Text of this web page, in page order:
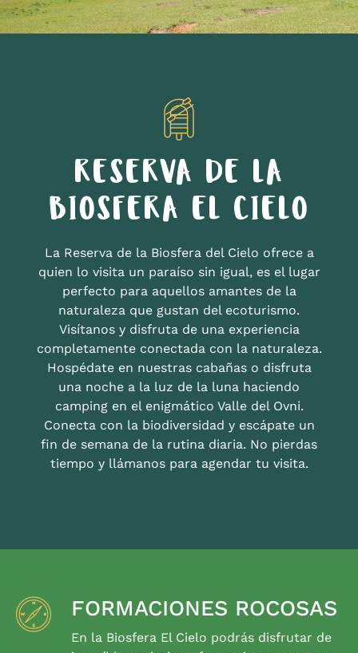
RESERVA DE LA
BIOSFERA EL CIELO
La Reserva de la Biosfera del Cielo ofrece a
quien lo visita un paraíso sin igual, es el lugar
perfecto para aquellos amantes de la
naturaleza que gustan del ecoturismo.
Visítanos y disfruta de una experiencia
completamente conectada con la naturaleza.
Hospédate en nuestras cabañas o disfruta
una noche a la luz de la luna haciendo
camping en el enigmático Valle del Ovni.
Conecta con la biodiversidad y escápate un
fin de semana de la rutina diaria. No pierdas
tiempo y llámanos para agendar tu visita.
FORMACIONES ROCOSAS
En la Biosfera El Cielo podrás disfrutar de